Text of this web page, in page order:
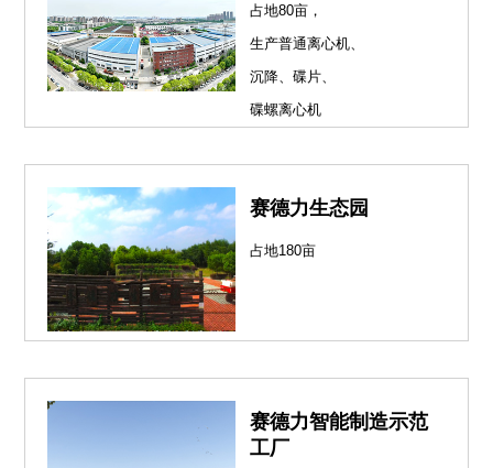
占地80亩，
生产普通离心机、
沉降、碟片、
碟螺离心机
赛德力生态园
占地180亩
赛德力智能制造示范
工厂